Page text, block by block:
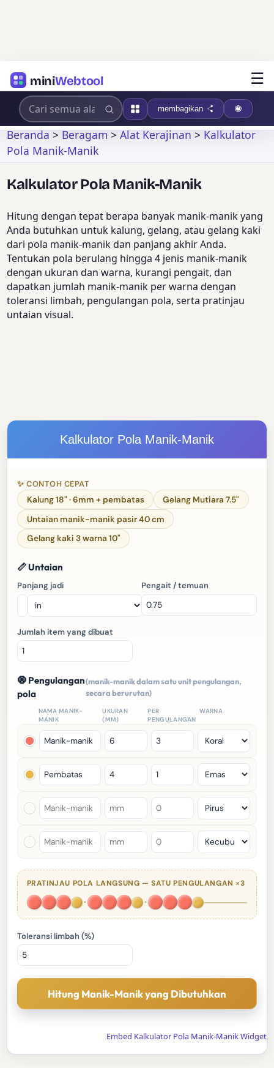
miniWebtool ☰
membagikan
Beranda>Beragam>Alat Kerajinan>Kalkulator
Pola Manik-Manik
Kalkulator Pola Manik-Manik
Hitung dengan tepat berapa banyak manik-manik yang
Anda butuhkan untuk kalung, gelang, atau gelang kaki
dari pola manik-manik dan panjang akhir Anda.
Tentukan pola berulang hingga 4 jenis manik-manik
dengan ukuran dan warna, kurangi pengait, dan
dapatkan jumlah manik-manik per warna dengan
toleransi limbah, pengulangan pola, serta pratinjau
untaian visual.
Kalkulator Pola Manik-Manik
✨ CONTOH CEPAT
Kalung 18" · 6mm + pembatas
Gelang Mutiara 7.5"
Untaian manik-manik pasir 40 cm
Gelang kaki 3 warna 10"
📏 Untaian
Panjang jadi Pengait / temuan
Jumlah item yang dibuat
🧿 Pengulangan
pola
(manik-manik dalam satu unit pengulangan,
secara berurutan)
NAMA MANIK-
MANIK
UKURAN
(MM)
PER
PENGULANGAN
WARNA
PRATINJAU POLA LANGSUNG — SATU PENGULANGAN ×3
· ·
Toleransi limbah (%)
Hitung Manik-Manik yang Dibutuhkan
Embed Kalkulator Pola Manik-Manik Widget